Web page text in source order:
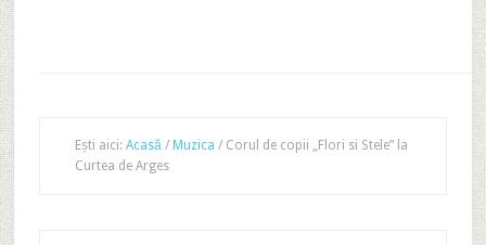
Ești aici: Acasă / Muzica /Corul de copii „Flori si Stele” la
Curtea de Arges